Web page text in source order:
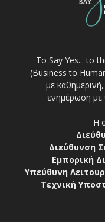
Το Say Yes... to
(Business to
με
ενημέρωση
Η
Διεύθυνση
Εμπορική
Υπεύθυνη
Τεχνική